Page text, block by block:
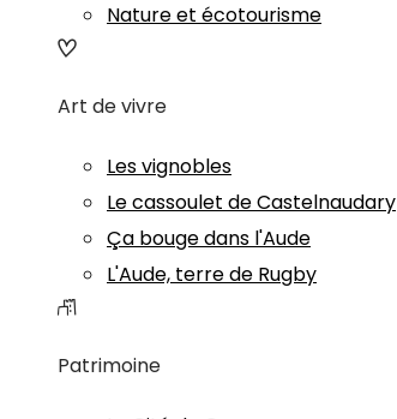
Nature et écotourisme
Art de vivre
Les vignobles
Le cassoulet de Castelnaudary
Ça bouge dans l'Aude
L'Aude, terre de Rugby
Patrimoine